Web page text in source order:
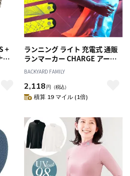
+
チ
チ
ル
ランニング ライト 充電式 通販
ランマーカー CHARGE アーム
バンド リストバンド ランニン
ルト 光る USB充電 防水 夜間 お
しゃれ 大人 子供 キッズ 子ども
BACKYARD FAMILY
2,118 円 （税込）
積算 19 マイル (1倍)